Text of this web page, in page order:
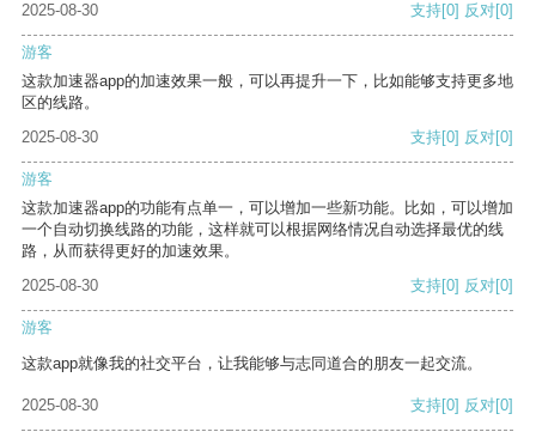
2025-08-30 支持[0] 反对[0]
游客
这款加速器app的加速效果一般，可以再提升一下，比如能够支持更多地
区的线路。
2025-08-30
支持[0] 反对[0]
游客
这款加速器app的功能有点单一，可以增加一些新功能。比如，可以增加
一个自动切换线路的功能，这样就可以根据网络情况自动选择最优的线
路，从而获得更好的加速效果。
2025-08-30
支持[0] 反对[0]
游客
这款app就像我的社交平台，让我能够与志同道合的朋友一起交流。
2025-08-30 支持[0] 反对[0]